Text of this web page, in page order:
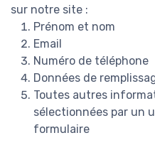
sur notre site :
Prénom et nom
Email
Numéro de téléphone
Données de
Toutes autres
sélectionnées par un
formulaire